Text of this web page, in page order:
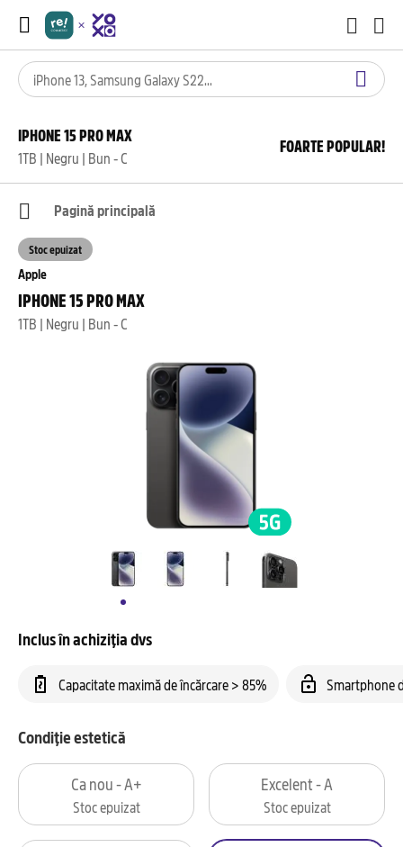
IPHONE 15 PRO MAX
1TB | Negru | Bun - C
FOARTE POPULAR!
Pagină principală
Apple
IPHONE 15 PRO MAX
1TB | Negru | Bun - C
Stoc epuizat
Inclus în achiziția dvs
Capacitate maximă de încărcare > 85% Smartphone
Condiție estetică
Ca nou - A+
Stoc epuizat
Excelent - A
Stoc epuizat